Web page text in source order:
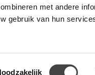
met andere
gebruik van hun
Toestemmingsselectie